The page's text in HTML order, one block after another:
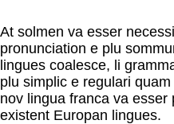
At solmen va esser
pronunciation e plu
lingues coalesce, li
plu simplic e regulari
nov lingua franca va
existent Europan lingues.